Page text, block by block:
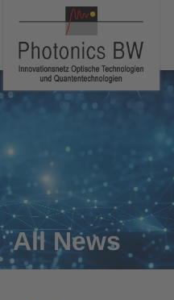
All News